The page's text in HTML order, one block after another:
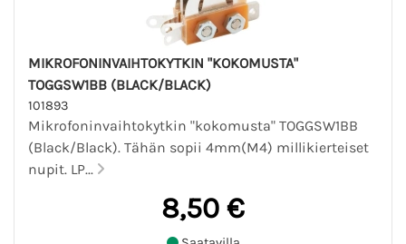
MIKROFONINVAIHTOKYTKIN "KOKOMUSTA"
TOGGSW1BB (BLACK/BLACK)
101893
Mikrofoninvaihtokytkin "kokomusta" TOGGSW1BB
(Black/Black). Tähän sopii 4mm(M4) millikierteiset
nupit. LP...
8,50 €